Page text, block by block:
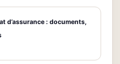
d’assurance : documents,